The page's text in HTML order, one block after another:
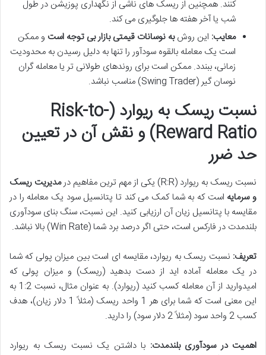
کنند. همچنین از ریسک های ناشی از نگهداری پوزیشن در طول
شب یا آخر هفته ها جلوگیری می کند.
معایب: این روشبه نوسانات قیمتی بازار بی توجه است و ممکن
است یک معامله بالقوه سودآور را تنها به دلیل رسیدن به محدودیت
زمانی، ببندد. ممکن است برای روندهای طولانی تر یا معامله گران
نوسان گیر (Swing Trader) مناسب نباشد.
نسبت ریسک به ریوارد (Risk-to-
Reward Ratio) و نقش آن در تعیین
حد ضرر
نسبت ریسک به ریوارد (R:R) یکی از مهم ترین مفاهیم در
مدیریت ریسک
و سرمایه است که به شما کمک می کند تا پتانسیل سود یک معامله را در
مقایسه با پتانسیل زیان آن ارزیابی کنید. این نسبت، سنگ بنای سودآوری
بلندمدت در فارکس است، حتی اگر درصد برد شما (Win Rate) بالا نباشد.
تعریف: نسبت ریسک به ریوارد، مقایسه ای است بین میزان پولی که شما
در یک معامله آماده اید از دست بدهید (ریسک) و میزان پولی که
امیدوارید از آن معامله کسب کنید (ریوارد). به عنوان مثال، نسبت 1:2 به
این معنی است که شما برای هر 1 واحد ریسک (مثلاً 1 دلار زیان)، هدف
کسب 2 واحد سود (مثلاً 2 دلار سود) را دارید.
اهمیت در سودآوری بلندمدت: با داشتن یک نسبت ریسک به ریوارد